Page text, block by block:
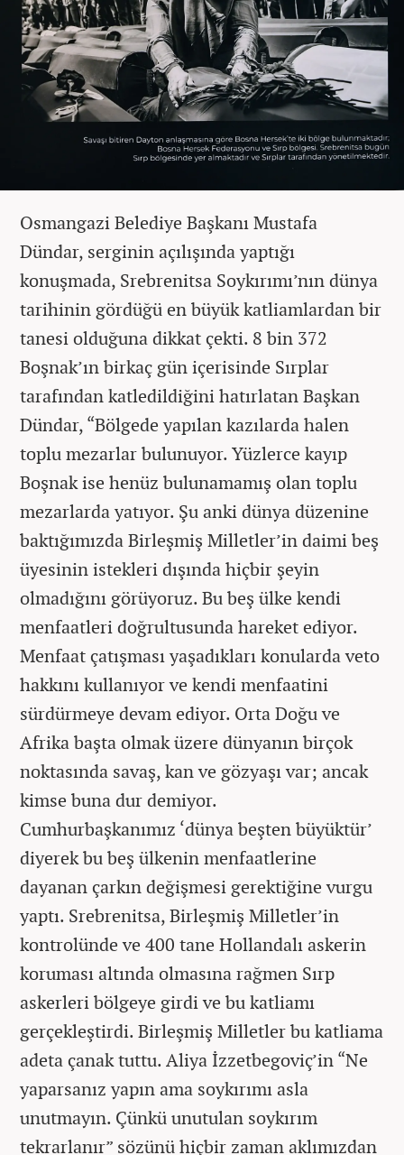
Osmangazi Belediye Başkanı Mustafa
Dündar, serginin açılışında yaptığı
konuşmada, Srebrenitsa Soykırımı’nın dünya
tarihinin gördüğü en büyük katliamlardan bir
tanesi olduğuna dikkat çekti. 8 bin 372
Boşnak’ın birkaç gün içerisinde Sırplar
tarafından katledildiğini hatırlatan Başkan
Dündar, “Bölgede yapılan kazılarda halen
toplu mezarlar bulunuyor. Yüzlerce kayıp
Boşnak ise henüz bulunamamış olan toplu
mezarlarda yatıyor. Şu anki dünya düzenine
baktığımızda Birleşmiş Milletler’in daimi beş
üyesinin istekleri dışında hiçbir şeyin
olmadığını görüyoruz. Bu beş ülke kendi
menfaatleri doğrultusunda hareket ediyor.
Menfaat çatışması yaşadıkları konularda veto
hakkını kullanıyor ve kendi menfaatini
sürdürmeye devam ediyor. Orta Doğu ve
Afrika başta olmak üzere dünyanın birçok
noktasında savaş, kan ve gözyaşı var; ancak
kimse buna dur demiyor.
Cumhurbaşkanımız ‘dünya beşten büyüktür’
diyerek bu beş ülkenin menfaatlerine
dayanan çarkın değişmesi gerektiğine vurgu
yaptı. Srebrenitsa, Birleşmiş Milletler’in
kontrolünde ve 400 tane Hollandalı askerin
koruması altında olmasına rağmen Sırp
askerleri bölgeye girdi ve bu katliamı
gerçekleştirdi. Birleşmiş Milletler bu katliama
adeta çanak tuttu. Aliya İzzetbegoviç’in “Ne
yaparsanız yapın ama soykırımı asla
unutmayın. Çünkü unutulan soykırım
tekrarlanır” sözünü hiçbir zaman aklımızdan